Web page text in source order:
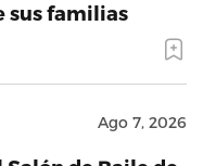
sus familias
Ago 7, 2026